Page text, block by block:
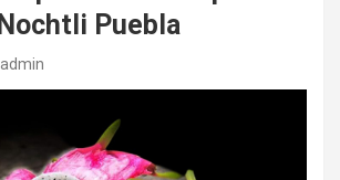
Puebla
admin